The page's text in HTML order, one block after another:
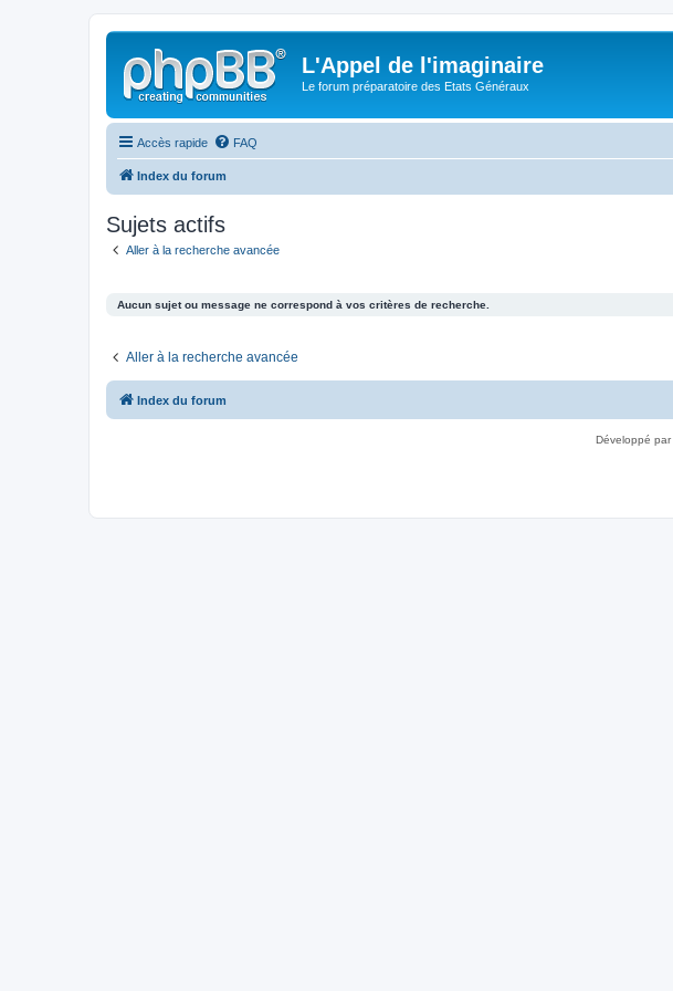
L'Appel de l'imaginaire
Le forum préparatoire des Etats Généraux
Accès rapide FAQ
Index du forum
Sujets actifs
Aller à la recherche avancée
Aucun sujet ou message ne correspond à vos critères de recherche.
Aller à la recherche avancée
Index du forum
Développé par